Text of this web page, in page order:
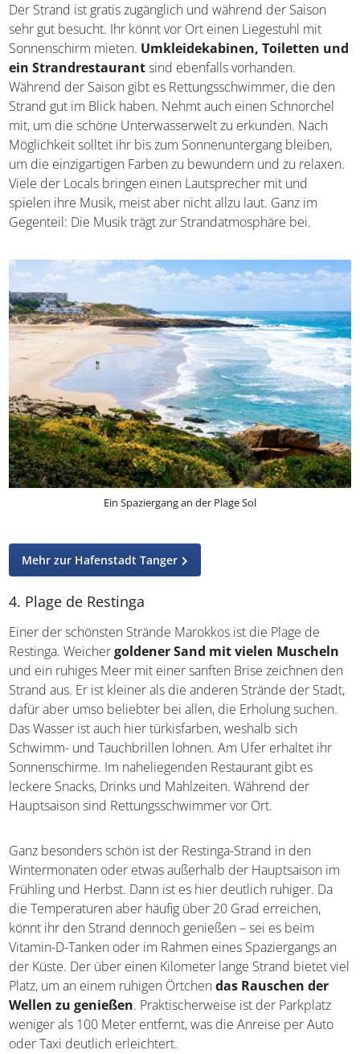
Der Strand ist gratis zugänglich und während der Saison
sehr gut besucht. Ihr könnt vor Ort einen Liegestuhl mit
Sonnenschirm mieten. Umkleidekabinen, Toiletten und
ein Strandrestaurantsind ebenfalls vorhanden.
Während der Saison gibt es Rettungsschwimmer, die den
Strand gut im Blick haben. Nehmt auch einen Schnorchel
mit, um die schöne Unterwasserwelt zu erkunden. Nach
Möglichkeit solltet ihr bis zum Sonnenuntergang bleiben,
um die einzigartigen Farben zu bewundern und zu relaxen.
Viele der Locals bringen einen Lautsprecher mit und
spielen ihre Musik, meist aber nicht allzu laut. Ganz im
Gegenteil: Die Musik trägt zur Strandatmosphäre bei.
Ein Spaziergang an der Plage Sol
Mehr zur Hafenstadt Tanger
4. Plage de Restinga
Einer der schönsten Strände Marokkos ist die Plage de
Restinga. Weichergoldener Sand mit vielen Muscheln
und ein ruhiges Meer mit einer sanften Brise zeichnen den
Strand aus. Er ist kleiner als die anderen Strände der Stadt,
dafür aber umso beliebter bei allen, die Erholung suchen.
Das Wasser ist auch hier türkisfarben, weshalb sich
Schwimm- und Tauchbrillen lohnen. Am Ufer erhaltet ihr
Sonnenschirme. Im naheliegenden Restaurant gibt es
leckere Snacks, Drinks und Mahlzeiten. Während der
Hauptsaison sind Rettungsschwimmer vor Ort.
Ganz besonders schön ist der Restinga-Strand in den
Wintermonaten oder etwas außerhalb der Hauptsaison im
Frühling und Herbst. Dann ist es hier deutlich ruhiger. Da
die Temperaturen aber häufig über 20 Grad erreichen,
könnt ihr den Strand dennoch genießen – sei es beim
Vitamin-D-Tanken oder im Rahmen eines Spaziergangs an
der Küste. Der über einen Kilometer lange Strand bietet viel
Platz, um an einem ruhigen Örtchendas Rauschen der
Wellen zu genießen. Praktischerweise ist der Parkplatz
weniger als 100 Meter entfernt, was die Anreise per Auto
oder Taxi deutlich erleichtert.